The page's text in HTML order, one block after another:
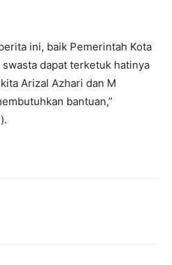
ini, baik Pemerintah Kota
dapat terketuk hatinya
Arizal Azhari dan M
bantuan,”